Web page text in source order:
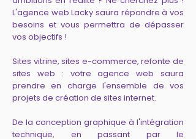
L'agence web Lacky saura répondre à vos
besoins et vous permettra de dépasser
vos objectifs !
Sites vitrine, sites e-commerce, refonte de
sites web : votre agence web saura
prendre en charge l'ensemble de vos
projets de création de sites internet.
De la conception graphique à l'intégration
technique, en passant par le